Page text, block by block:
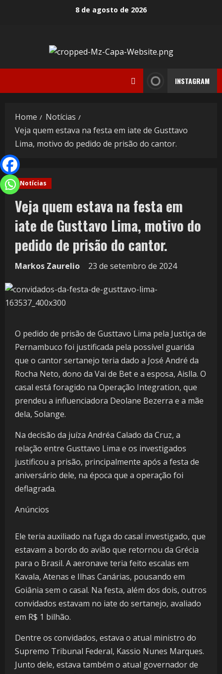
8 de agosto de 2026
INSTAGRAM
Home
Notícias
Veja quem estava na festa em iate de Gusttavo
Lima, motivo do pedido de prisão do cantor.
Notícias
Veja quem estava na festa em
iate de Gusttavo Lima, motivo do
pedido de prisão do cantor.
Markos Zaurelio 23 de setembro de 2024
O pedido de prisão de Gusttavo Lima pela Justiça de
Pernambuco foi justificada pela possível guarida
que o cantor sertanejo teria dado a José André da
Rocha Neto, dono da Vai de Bet e a esposa, Aislla. O
casal está foragido na Operação Integration, que
prendeu a influenciadora Deolane Bezerra e a mãe
dela, Solange.
Na decisão da juíza Andréa Calado da Cruz, a
relação entre Gusttavo Lima e os investigados
justificou a prisão, principalmente após a festa de
aniversário dele, na época que a operação foi
deflagrada.
Anúncios
Ele teria auxiliado na fuga do casal investigado, que
estavam a bordo do avião que retornou da Grécia
para o Brasil. A aeronave teria feito escalas em
Kavala, Atenas e Ilhas Canárias, pousando em
Goiânia sem o casal. Na festa, além dos dois, outros
convidados estavam no iate do sertanejo, avaliado
em R$ 1 bilhão.
Dentre os convidados, estava o atual ministro do
Supremo Tribunal Federal, Kassio Nunes Marques.
Junto dele, estava também o atual governador de